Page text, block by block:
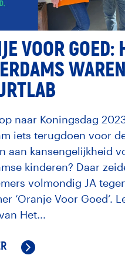
VOOR GOED:
naar Koningsdag
iets terugdoen voor
aan kansengelijkheid
kinderen? Daar
volmondig JA
‘Oranje Voor Goed’.
Het...